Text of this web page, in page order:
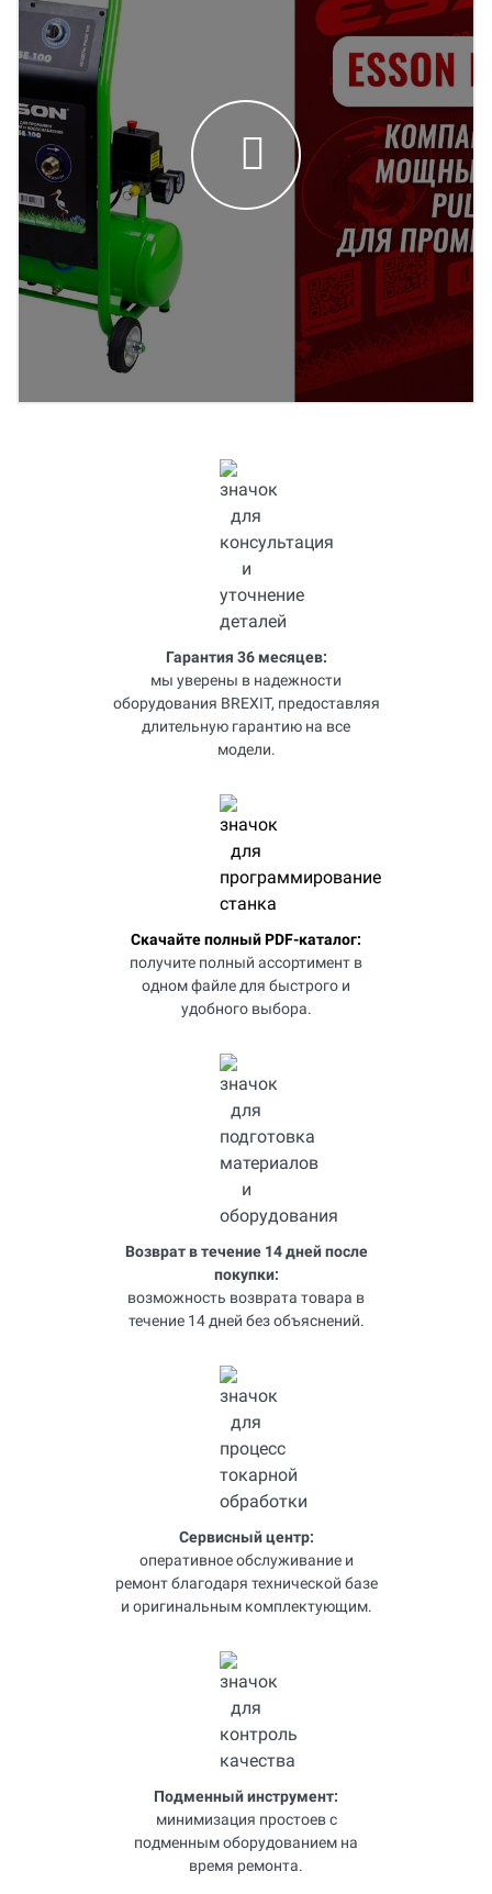
Гарантия 36 месяцев:
мы уверены в надежности
оборудования BREXIT, предоставляя
длительную гарантию на все
модели.
Скачайте полный PDF-каталог:
получите полный ассортимент в
одном файле для быстрого и
удобного выбора.
Возврат в течение 14 дней после
покупки:
возможность возврата товара в
течение 14 дней без объяснений.
Сервисный центр:
оперативное обслуживание и
ремонт благодаря технической базе
и оригинальным комплектующим.
Подменный инструмент:
минимизация простоев с
подменным оборудованием на
время ремонта.